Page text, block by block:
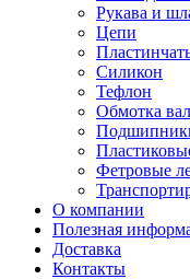
Рукава и
Цепи
Силикон
Тефлон
Обмотка
Фетровые
О компании
Полезная
Доставка
Контакты